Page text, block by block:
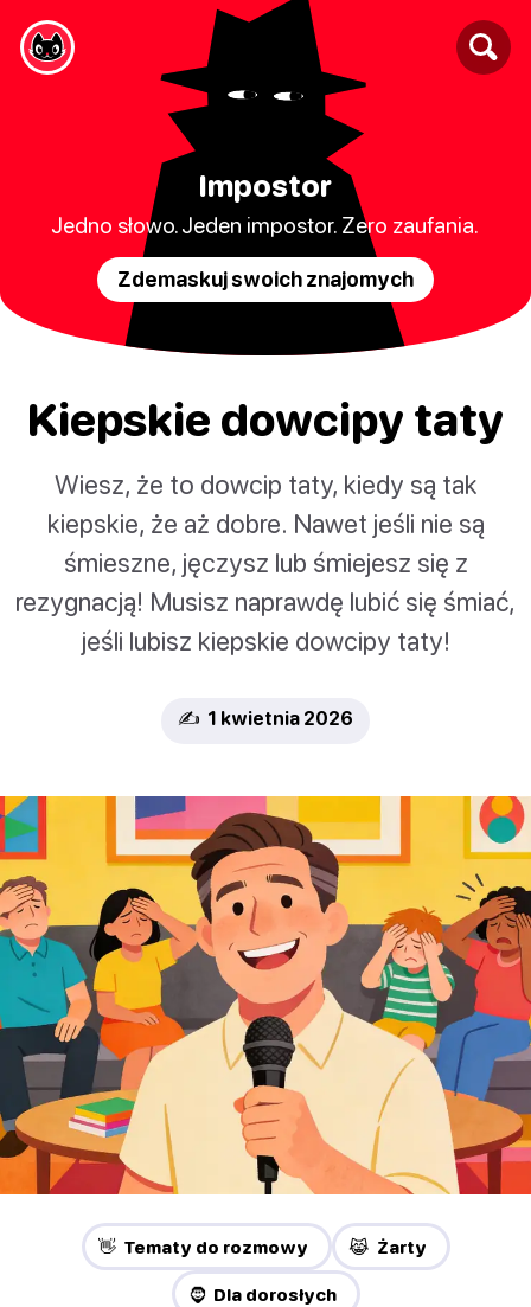
Impostor
Jedno słowo. Jeden impostor. Zero zaufania.
Zdemaskuj swoich znajomych
Kiepskie dowcipy taty
Wiesz, że to dowcip taty, kiedy są tak
kiepskie, że aż dobre. Nawet jeśli nie są
śmieszne, jęczysz lub śmiejesz się z
rezygnacją! Musisz naprawdę lubić się śmiać,
jeśli lubisz kiepskie dowcipy taty!
✍️ 1 kwietnia 2026
👋 Tematy do rozmowy 😹 Żarty
🧔 Dla dorosłych